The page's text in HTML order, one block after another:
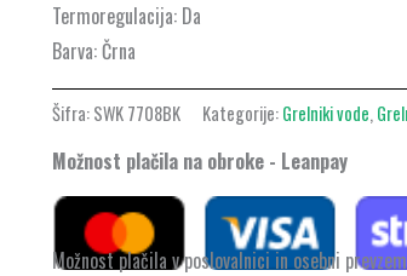
Termoregulacija: Da
Barva: Črna
Šifra:SWK 7708BK Kategorije:Grelniki vode,
Možnost plačila na obroke - Leanpay
Možnost plačila v poslovalnici in osebni prevzem